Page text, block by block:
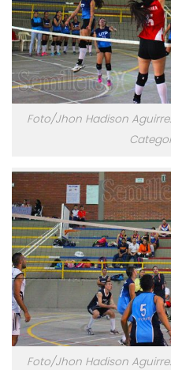
Foto/Jhon Hadison
Foto/Jhon Hadison